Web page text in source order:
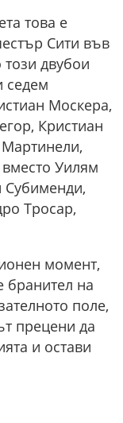
това е
Сити във
двубои
седем
Москера,
Кристиан
Уилям
Тросар,
момент,
бранител на
поле,
прецени да
и остави